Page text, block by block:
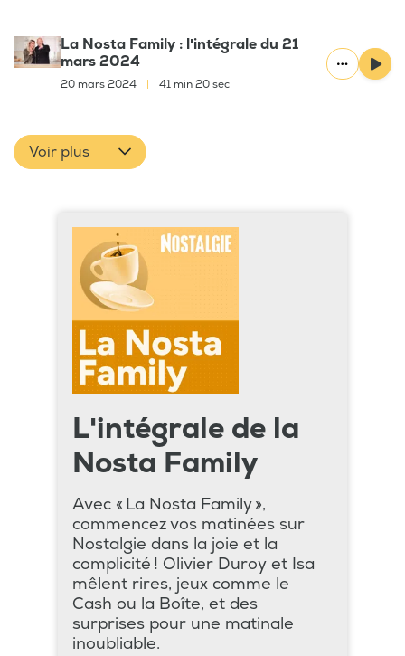
La Nosta Family : l'intégrale du 21
mars 2024
20 mars 2024 41 min 20 sec
Voir plus
L'intégrale de la
Nosta Family
Avec « La Nosta Family »,
commencez vos matinées sur
Nostalgie dans la joie et la
complicité ! Olivier Duroy et Isa
mêlent rires, jeux comme le
Cash ou la Boîte, et des
surprises pour une matinale
inoubliable.